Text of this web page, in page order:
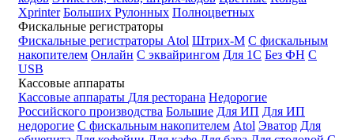
Xprinter Больших Рулонных Полноцветных
Фискальные регистраторы
Фискальные регистраторы Atol Штрих-М С фискальным
накопителем Онлайн С эквайрингом Для 1С Без ФН С
USB
Кассовые аппараты
Кассовые аппараты Для ресторана Недорогие
Российского производства Большие Для ИП Для ИП
недорогие С фискальным накопителем Atol Эватор Для